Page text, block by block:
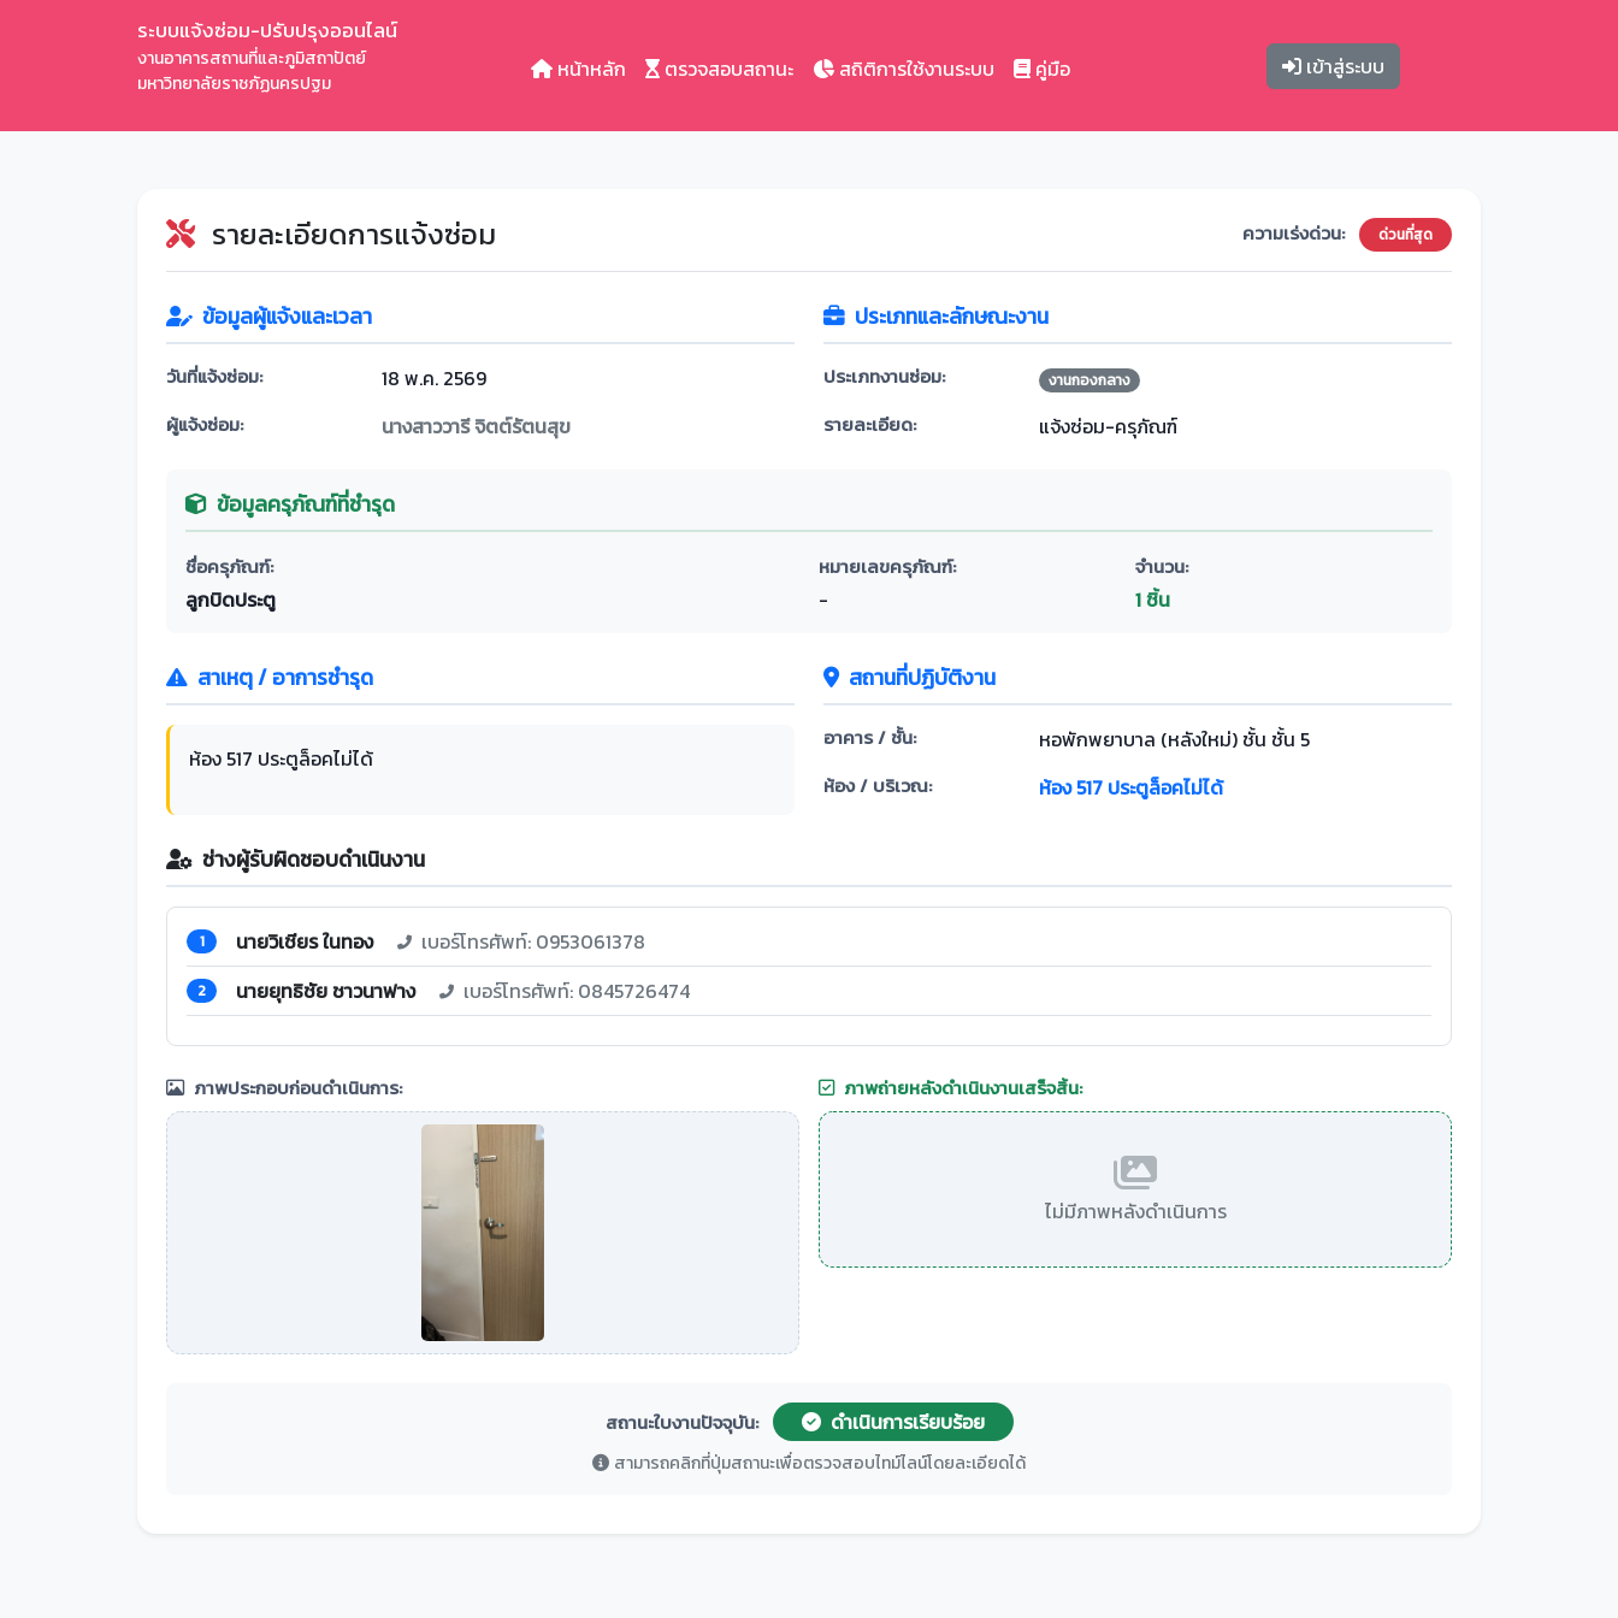
ระบบแจ้งซ่อม-ปรับปรุงออนไลน์
งานอาคารสถานที่และภูมิสถาปัตย์
มหาวิทยาลัยราชภัฏนครปฐม
หน้าหลัก ตรวจสอบสถานะ สถิติการใช้งานระบบ คู่มือ เข้าสู่ระบบ
รายละเอียดการแจ้งซ่อม ความเร่งด่วน: ด่วนที่สุด
ข้อมูลผู้แจ้งและเวลา
วันที่แจ้งซ่อม: 18 พ.ค. 2569
ผู้แจ้งซ่อม: นางสาววารี จิตต์รัตนสุข
ประเภทและลักษณะงาน
ประเภทงานซ่อม: งานกองกลาง
รายละเอียด: แจ้งซ่อม-ครุภัณฑ์
ข้อมูลครุภัณฑ์ที่ชำรุด
ชื่อครุภัณฑ์:
ลูกบิดประตู
หมายเลขครุภัณฑ์:
-
จำนวน:
1 ชิ้น
สาเหตุ / อาการชำรุด
ห้อง 517 ประตูล็อคไม่ได้
สถานที่ปฏิบัติงาน
อาคาร / ชั้น: หอพักพยาบาล (หลังใหม่) ชั้น ชั้น 5
ห้อง / บริเวณ: ห้อง 517 ประตูล็อคไม่ได้
ช่างผู้รับผิดชอบดำเนินงาน
1 นายวิเชียร ในทอง เบอร์โทรศัพท์: 0953061378
2 นายยุทธิชัย ชาวนาฟาง เบอร์โทรศัพท์: 0845726474
ภาพประกอบก่อนดำเนินการ: ภาพถ่ายหลังดำเนินงานเสร็จสิ้น:
ไม่มีภาพหลังดำเนินการ
สถานะใบงานปัจจุบัน: ดำเนินการเรียบร้อย
สามารถคลิกที่ปุ่มสถานะเพื่อตรวจสอบไทม์ไลน์โดยละเอียดได้